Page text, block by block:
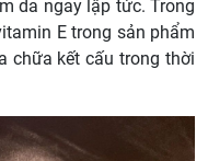
da ngay lập tức. Trong
E trong sản phẩm
chữa kết cấu trong thời